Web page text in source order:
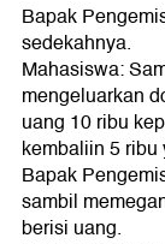
Bapak
sedekahnya.
Mahasiswa:
mengeluarkan
uang 10 ribu
kembaliin 5 ribu
Bapak
sambil
berisi uang.